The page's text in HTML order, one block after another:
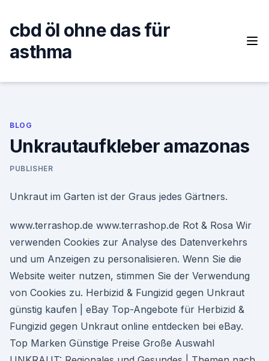
content
cbd öl ohne das für
asthma
BLOG
Unkrautaufkleber amazonas
PUBLISHER
Unkraut im Garten ist der Graus jedes Gärtners.
www.terrashop.de www.terrashop.de Rot & Rosa Wir
verwenden Cookies zur Analyse des Datenverkehrs
und um Anzeigen zu personalisieren. Wenn Sie die
Website weiter nutzen, stimmen Sie der Verwendung
von Cookies zu. Herbizid & Fungizid gegen Unkraut
günstig kaufen | eBay Top-Angebote für Herbizid &
Fungizid gegen Unkraut online entdecken bei eBay.
Top Marken Günstige Preise Große Auswahl